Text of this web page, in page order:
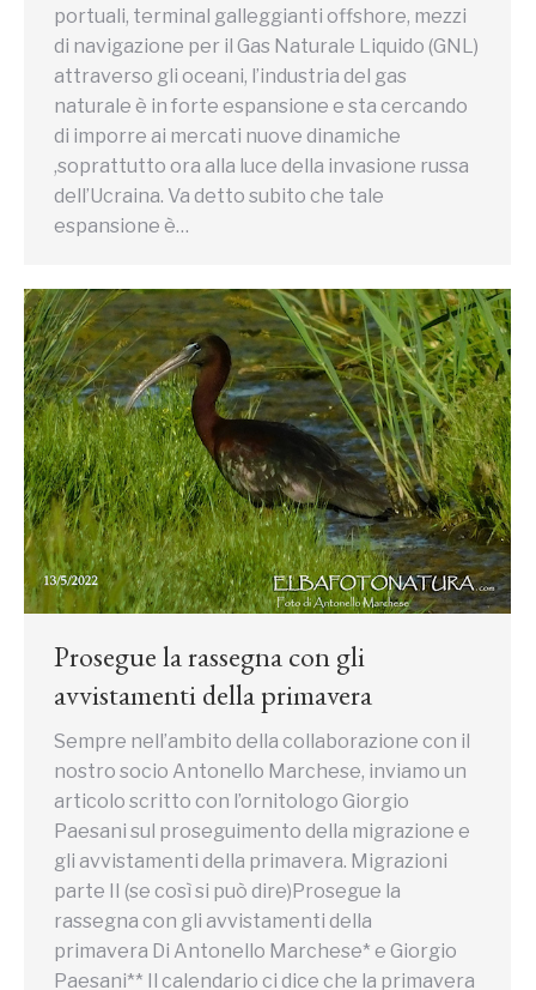
portuali, terminal galleggianti offshore, mezzi
di navigazione per il Gas Naturale Liquido (GNL)
attraverso gli oceani, l’industria del gas
naturale è in forte espansione e sta cercando
di imporre ai mercati nuove dinamiche
,soprattutto ora alla luce della invasione russa
dell’Ucraina. Va detto subito che tale
espansione è…
Prosegue la rassegna con gli
avvistamenti della primavera
Sempre nell’ambito della collaborazione con il
nostro socio Antonello Marchese, inviamo un
articolo scritto con l’ornitologo Giorgio
Paesani sul proseguimento della migrazione e
gli avvistamenti della primavera. Migrazioni
parte II (se così si può dire)Prosegue la
rassegna con gli avvistamenti della
primavera Di Antonello Marchese* e Giorgio
Paesani** Il calendario ci dice che la primavera